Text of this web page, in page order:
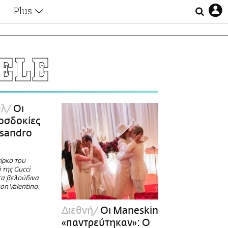
Plus
Αφιερώματα
Ζώδια
Οι Αθηναίοι
Απώλειες
Lgbtqi+
Οι
του
Gucci
βελούδινα
Valentino.
Διεθνή Οι Maneskin
«παντρεύτηκαν»: Ο